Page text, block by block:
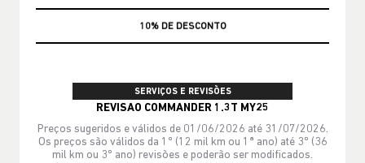
MÃO DE OBRA
SERVIÇOS E REVISÕES
REVISAO COMMANDER 1.3T MY25
Preços sugeridos e válidos de 01/06/2026 até 31/07/2026.
Os preços são válidos da 1º (12 mil km ou 1ª ano) até 3º (36
mil km ou 3º ano) revisões e poderão ser modificados.